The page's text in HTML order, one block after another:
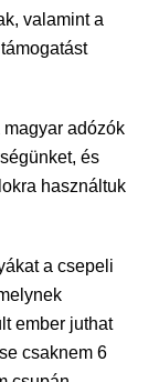
valamint a
adózók
és
használtuk
a csepeli
ember juthat
csaknem 6